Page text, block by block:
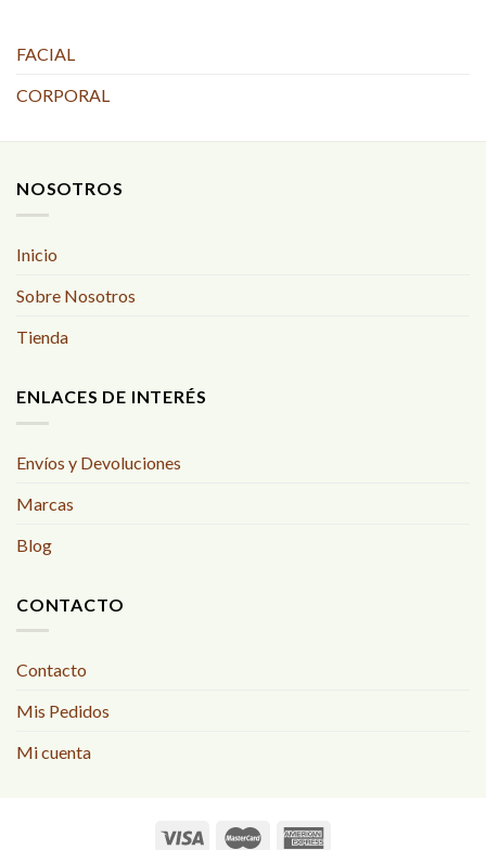
FACIAL
CORPORAL
NOSOTROS
Inicio
Sobre Nosotros
Tienda
ENLACES DE INTERÉS
Envíos y Devoluciones
Marcas
Blog
CONTACTO
Contacto
Mis Pedidos
Mi cuenta